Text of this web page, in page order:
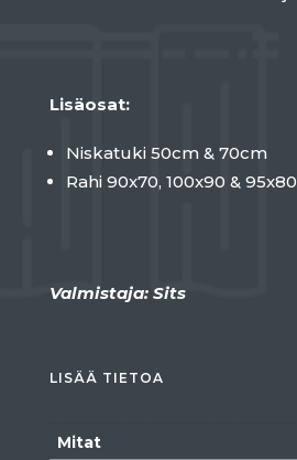
Lisäosat:
Niskatuki 50cm & 70cm
Rahi 90x70, 100x90 & 95x80
Valmistaja: Sits
LISÄÄ TIETOA
Mitat